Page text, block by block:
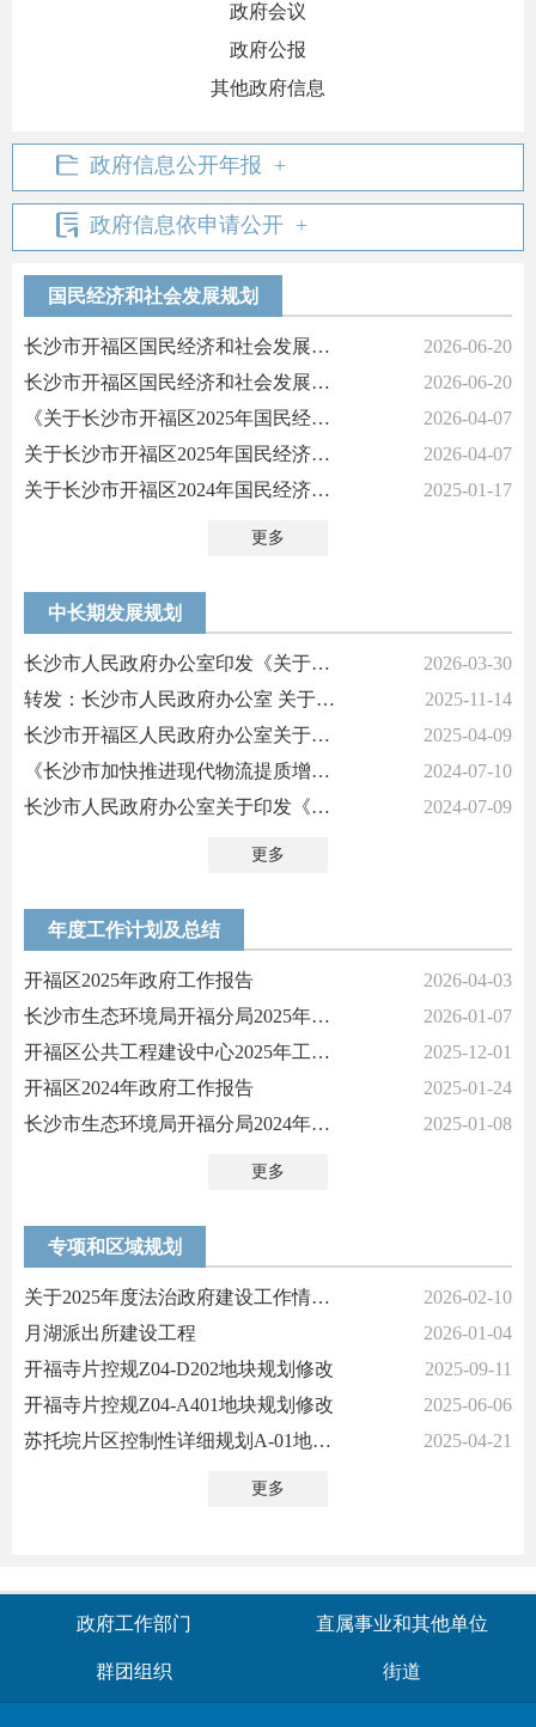
政府会议
政府公报
其他政府信息
政府信息公开年报
政府信息依申请公开
国民经济和社会发展规划
长沙市开福区国民经济和社会发展第十五个五年规划纲要解读
2026-06-20
长沙市开福区国民经济和社会发展第十五个五年规划纲要
2026-06-20
《关于长沙市开福区2025年国民经济和社会发展计划执行情况与2026年国民...
2026-04-07
关于长沙市开福区2025年国民经济和社会发展计划执行情况与2026年国民经...
2026-04-07
关于长沙市开福区2024年国民经济和社会发展计划执行情况与2025年国民经...
2025-01-17
更多
中长期发展规划
长沙市人民政府办公室印发《关于推动中国（湖南）自由贸易试验区长沙片...
2026-03-30
转发：长沙市人民政府办公室 关于印发《长沙市新建住宅项目配建居家养老...
2025-11-14
长沙市开福区人民政府办公室关于印发《长沙市开福区政府投资信息化建设...
2025-04-09
《长沙市加快推进现代物流提质增效降本的若干措施》政策图解
2024-07-10
长沙市人民政府办公室关于印发《长沙市加快推进现代物流提质增效降本的...
2024-07-09
更多
年度工作计划及总结
开福区2025年政府工作报告
2026-04-03
长沙市生态环境局开福分局2025年工作总结
2026-01-07
开福区公共工程建设中心2025年工作总结和2026年工作计划
2025-12-01
开福区2024年政府工作报告
2025-01-24
长沙市生态环境局开福分局2024年工作总结
2025-01-08
更多
专项和区域规划
关于2025年度法治政府建设工作情况的报告
2026-02-10
月湖派出所建设工程
2026-01-04
开福寺片控规Z04-D202地块规划修改
2025-09-11
开福寺片控规Z04-A401地块规划修改
2025-06-06
苏托垸片区控制性详细规划A-01地块及周边配套路网规划指标确认（公示期...
2025-04-21
更多
政府工作部门 直属事业和其他单位
群团组织 街道